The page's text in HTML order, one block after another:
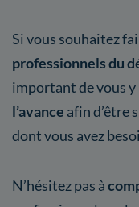
Si vous souhaitez
professionnels du
important de vous
l’avance afin d’être
dont vous avez
N’hésitez pas à